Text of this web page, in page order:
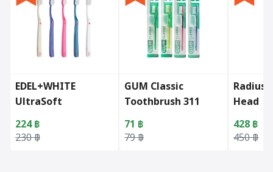
EDEL+WHITE
UltraSoft
Flosserbrush
230฿
Original price was: 230 ฿.
224฿
Current price is: 224 ฿.
GUM Classic
Toothbrush 311
(assorted colors)
(assorted colors)
79฿
Original price was: 79 ฿.
71 ฿
Current price is: 71 ฿.
Radius
Head
2 Pack)
450฿
Original
428 ฿
Current